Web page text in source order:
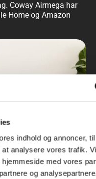
indhold og annoncer,
analysere vores trafik.
med vores
og
Coway Airmega har
Home og Amazon